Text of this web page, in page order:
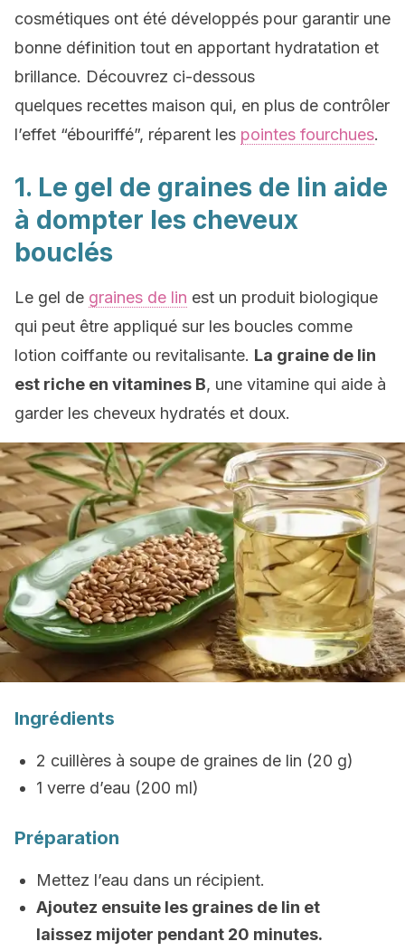
cosmétiques ont été développés pour garantir une
bonne définition tout en apportant hydratation et
brillance. Découvrez ci-dessous
quelques recettes maison qui, en plus de contrôler
l’effet “ébouriffé”, réparent les pointes fourchues.
1. Le gel de graines de lin aide
à dompter les cheveux
bouclés
Le gel de graines de lin est un produit biologique
qui peut être appliqué sur les boucles comme
lotion coiffante ou revitalisante. La graine de lin
est riche en vitamines B, une vitamine qui aide à
garder les cheveux hydratés et doux.
Ingrédients
2 cuillères à soupe de graines de lin (20 g)
1 verre d’eau (200 ml)
Préparation
Mettez l’eau dans un récipient.
Ajoutez ensuite les graines de lin et
laissez mijoter pendant 20 minutes.